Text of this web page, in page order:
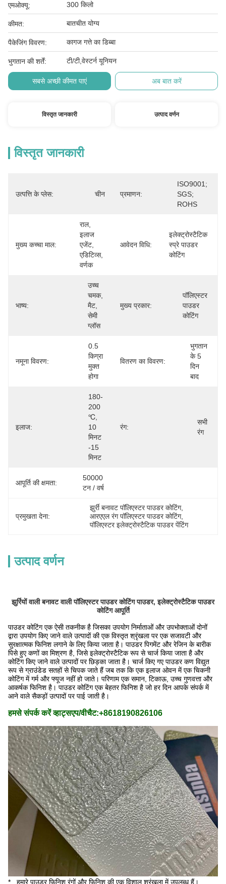
एमओक्यू: 300 किलो
कीमत: बातचीत योग्य
पैकेजिंग विवरण: कागज गत्ते का डिब्बा
भुगतान की शर्तें: टी/टी,वेस्टर्न यूनियन
सबसे अच्छी कीमत पाएं अब बात करें
विस्तृत जानकारी उत्पाद वर्णन
विस्तृत जानकारी
उत्पत्ति के प्लेस: चीन प्रमाणन:
ISO9001;
SGS;
ROHS
मुख्य कच्चा माल:
राल,
इलाज
एजेंट,
एडिटिव्स,
वर्णक
आवेदन विधि:
इलेक्ट्रोस्टैटिक
स्प्रे पाउडर
कोटिंग
भाष्य:
उच्च
चमक,
मैट,
सेमी
ग्लॉस
मुख्य प्रकार:
पॉलिएस्टर
पाउडर
कोटिंग
नमूना विवरण:
0.5
किग्रा
मुक्त
होगा
वितरण का विवरण:
भुगतान
के 5
दिन
बाद
इलाज:
180-
200
℃,
10
मिनट
-15
मिनट
रंग:
सभी
रंग
आपूर्ति की क्षमता:
50000
टन / वर्ष
प्रमुखता देना:
झुर्री बनावट पॉलिएस्टर पाउडर कोटिंग,
आरएएल रंग पॉलिएस्टर पाउडर कोटिंग,
पॉलिएस्टर इलेक्ट्रोस्टैटिक पाउडर पेंटिंग
उत्पाद वर्णन
झुर्रियों वाली बनावट वाली पॉलिएस्टर पाउडर कोटिंग पाउडर, इलेक्ट्रोस्टैटिक पाउडर
कोटिंग आपूर्ति
पाउडर कोटिंग एक ऐसी तकनीक है जिसका उपयोग निर्माताओं और उपभोक्ताओं दोनों
द्वारा उपयोग किए जाने वाले उत्पादों की एक विस्तृत श्रृंखला पर एक सजावटी और
सुरक्षात्मक फिनिश लगाने के लिए किया जाता है। पाउडर पिगमेंट और रेजिन के बारीक
पिसे हुए कणों का मिश्रण है, जिसे इलेक्ट्रोस्टैटिक रूप से चार्ज किया जाता है और
कोटिंग किए जाने वाले उत्पादों पर छिड़का जाता है। चार्ज किए गए पाउडर कण विद्युत
रूप से ग्राउंडेड सतहों से चिपक जाते हैं जब तक कि एक इलाज ओवन में एक चिकनी
कोटिंग में गर्म और फ्यूज नहीं हो जाते। परिणाम एक समान, टिकाऊ, उच्च गुणवत्ता और
आकर्षक फिनिश है। पाउडर कोटिंग एक बेहतर फिनिश है जो हर दिन आपके संपर्क में
आने वाले सैकड़ों उत्पादों पर पाई जाती है।
हमसे संपर्क करें व्हाट्सएप/वीचैट:+8618190826106
* हमारे पाउडर फिनिश रंगों और फिनिश की एक विशाल श्रृंखला में उपलब्ध हैं।